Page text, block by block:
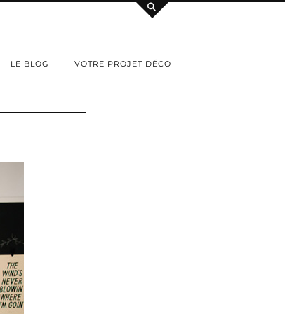
LE BLOG VOTRE PROJET DÉCO